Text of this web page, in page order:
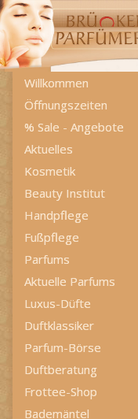
Willkommen
Öffnungszeiten
% Sale - Angebote
Aktuelles
Kosmetik
Beauty Institut
Handpflege
Fußpflege
Parfums
Aktuelle Parfums
Luxus-Düfte
Duftklassiker
Parfum-Börse
Duftberatung
Frottee-Shop
Bademäntel